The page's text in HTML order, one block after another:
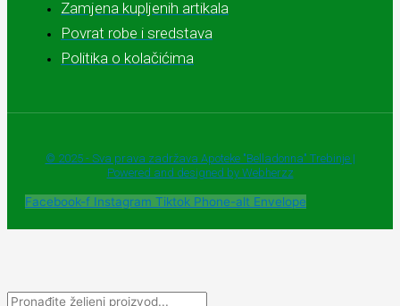
Zamjena kupljenih artikala
Povrat robe i sredstava
Politika o kolačićima
© 2025 - Sva prava zadržava Apoteke "Belladonna" Trebinje |
Powered and designed by Webherzz
Facebook-f Instagram Tiktok Phone-alt Envelope